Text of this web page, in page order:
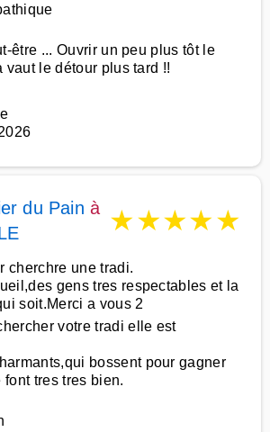
être ... Ouvrir un peu plus tôt le
vaut le détour plus tard !!
du Pain à ★★★★★
cherchre une tradi.
gens tres respectables et la
soit.Merci a vous 2
votre tradi elle est
bossent pour gagner
font tres tres bien.